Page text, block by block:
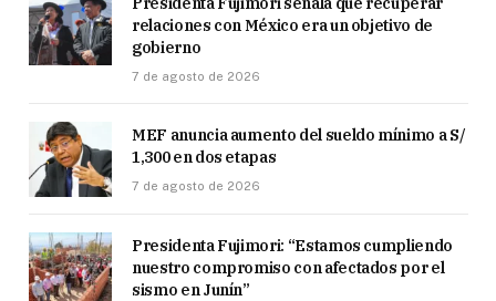
relaciones con México era un objetivo de
gobierno
7 de agosto de 2026
MEF anuncia aumento del sueldo mínimo a S/
1,300 en dos etapas
7 de agosto de 2026
Presidenta Fujimori: “Estamos cumpliendo
nuestro compromiso con afectados por el
sismo en Junín”